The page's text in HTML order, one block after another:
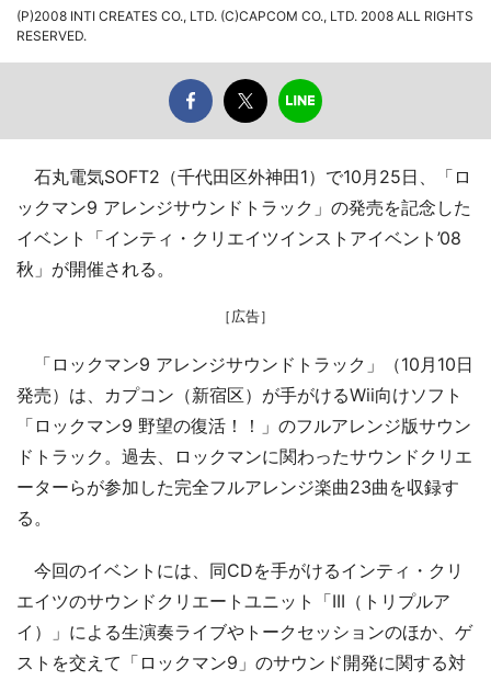
(P)2008 INTI CREATES CO., LTD. (C)CAPCOM CO., LTD. 2008 ALL RIGHTS
RESERVED.
石丸電気SOFT2（千代田区外神田1）で10月25日、「ロ
ックマン9 アレンジサウンドトラック」の発売を記念した
イベント「インティ・クリエイツインストアイベント’08
秋」が開催される。
［広告］
「ロックマン9 アレンジサウンドトラック」（10月10日
発売）は、カプコン（新宿区）が手がけるWii向けソフト
「ロックマン9 野望の復活！！」のフルアレンジ版サウン
ドトラック。過去、ロックマンに関わったサウンドクリエ
ーターらが参加した完全フルアレンジ楽曲23曲を収録す
る。
今回のイベントには、同CDを手がけるインティ・クリ
エイツのサウンドクリエートユニット「III（トリプルア
イ）」による生演奏ライブやトークセッションのほか、ゲ
ストを交えて「ロックマン9」のサウンド開発に関する対